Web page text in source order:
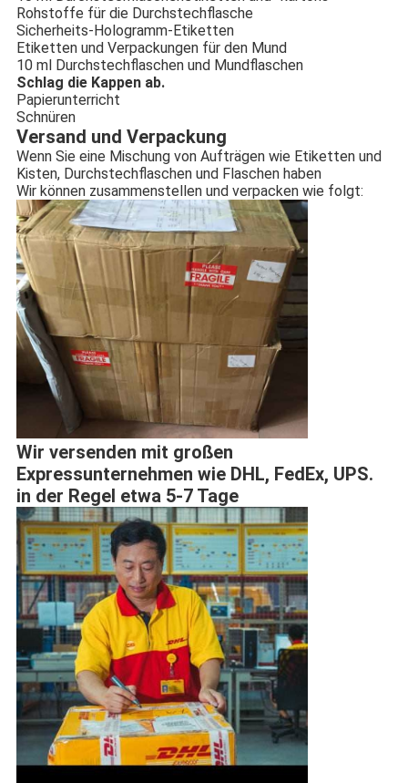
Rohstoffe für die Durchstechflasche
Sicherheits-Hologramm-Etiketten
Etiketten und Verpackungen für den Mund
10 ml Durchstechflaschen und Mundflaschen
Schlag die Kappen ab.
Papierunterricht
Schnüren
Versand und Verpackung
Wenn Sie eine Mischung von Aufträgen wie Etiketten und
Kisten, Durchstechflaschen und Flaschen haben
Wir können zusammenstellen und verpacken wie folgt:
Wir versenden mit großen
Expressunternehmen wie DHL, FedEx, UPS.
in der Regel etwa 5-7 Tage